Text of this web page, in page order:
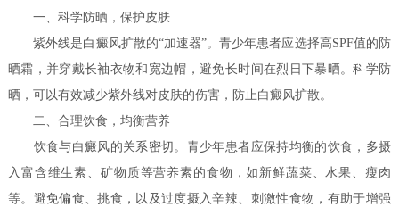
一、科学防晒，保护皮肤
紫外线是白癜风扩散的“加速器”。青少年患者应选择高SPF值的防
晒霜，并穿戴长袖衣物和宽边帽，避免长时间在烈日下暴晒。科学防
晒，可以有效减少紫外线对皮肤的伤害，防止白癜风扩散。
二、合理饮食，均衡营养
饮食与白癜风的关系密切。青少年患者应保持均衡的饮食，多摄
入富含维生素、矿物质等营养素的食物，如新鲜蔬菜、水果、瘦肉
等。避免偏食、挑食，以及过度摄入辛辣、刺激性食物，有助于增强